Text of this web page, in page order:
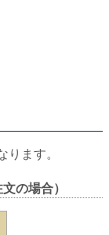
ます。
の場合）